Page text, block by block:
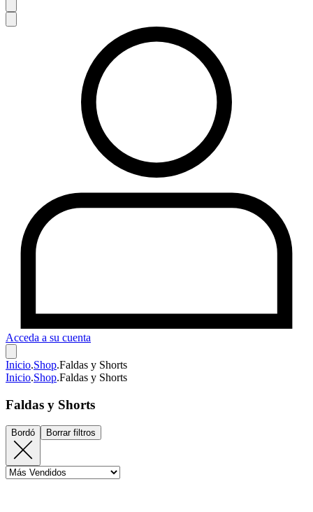
Acceda a su cuenta
Inicio.Shop.Faldas y Shorts
Inicio.Shop.Faldas y Shorts
Faldas y Shorts
Bordó Borrar filtros